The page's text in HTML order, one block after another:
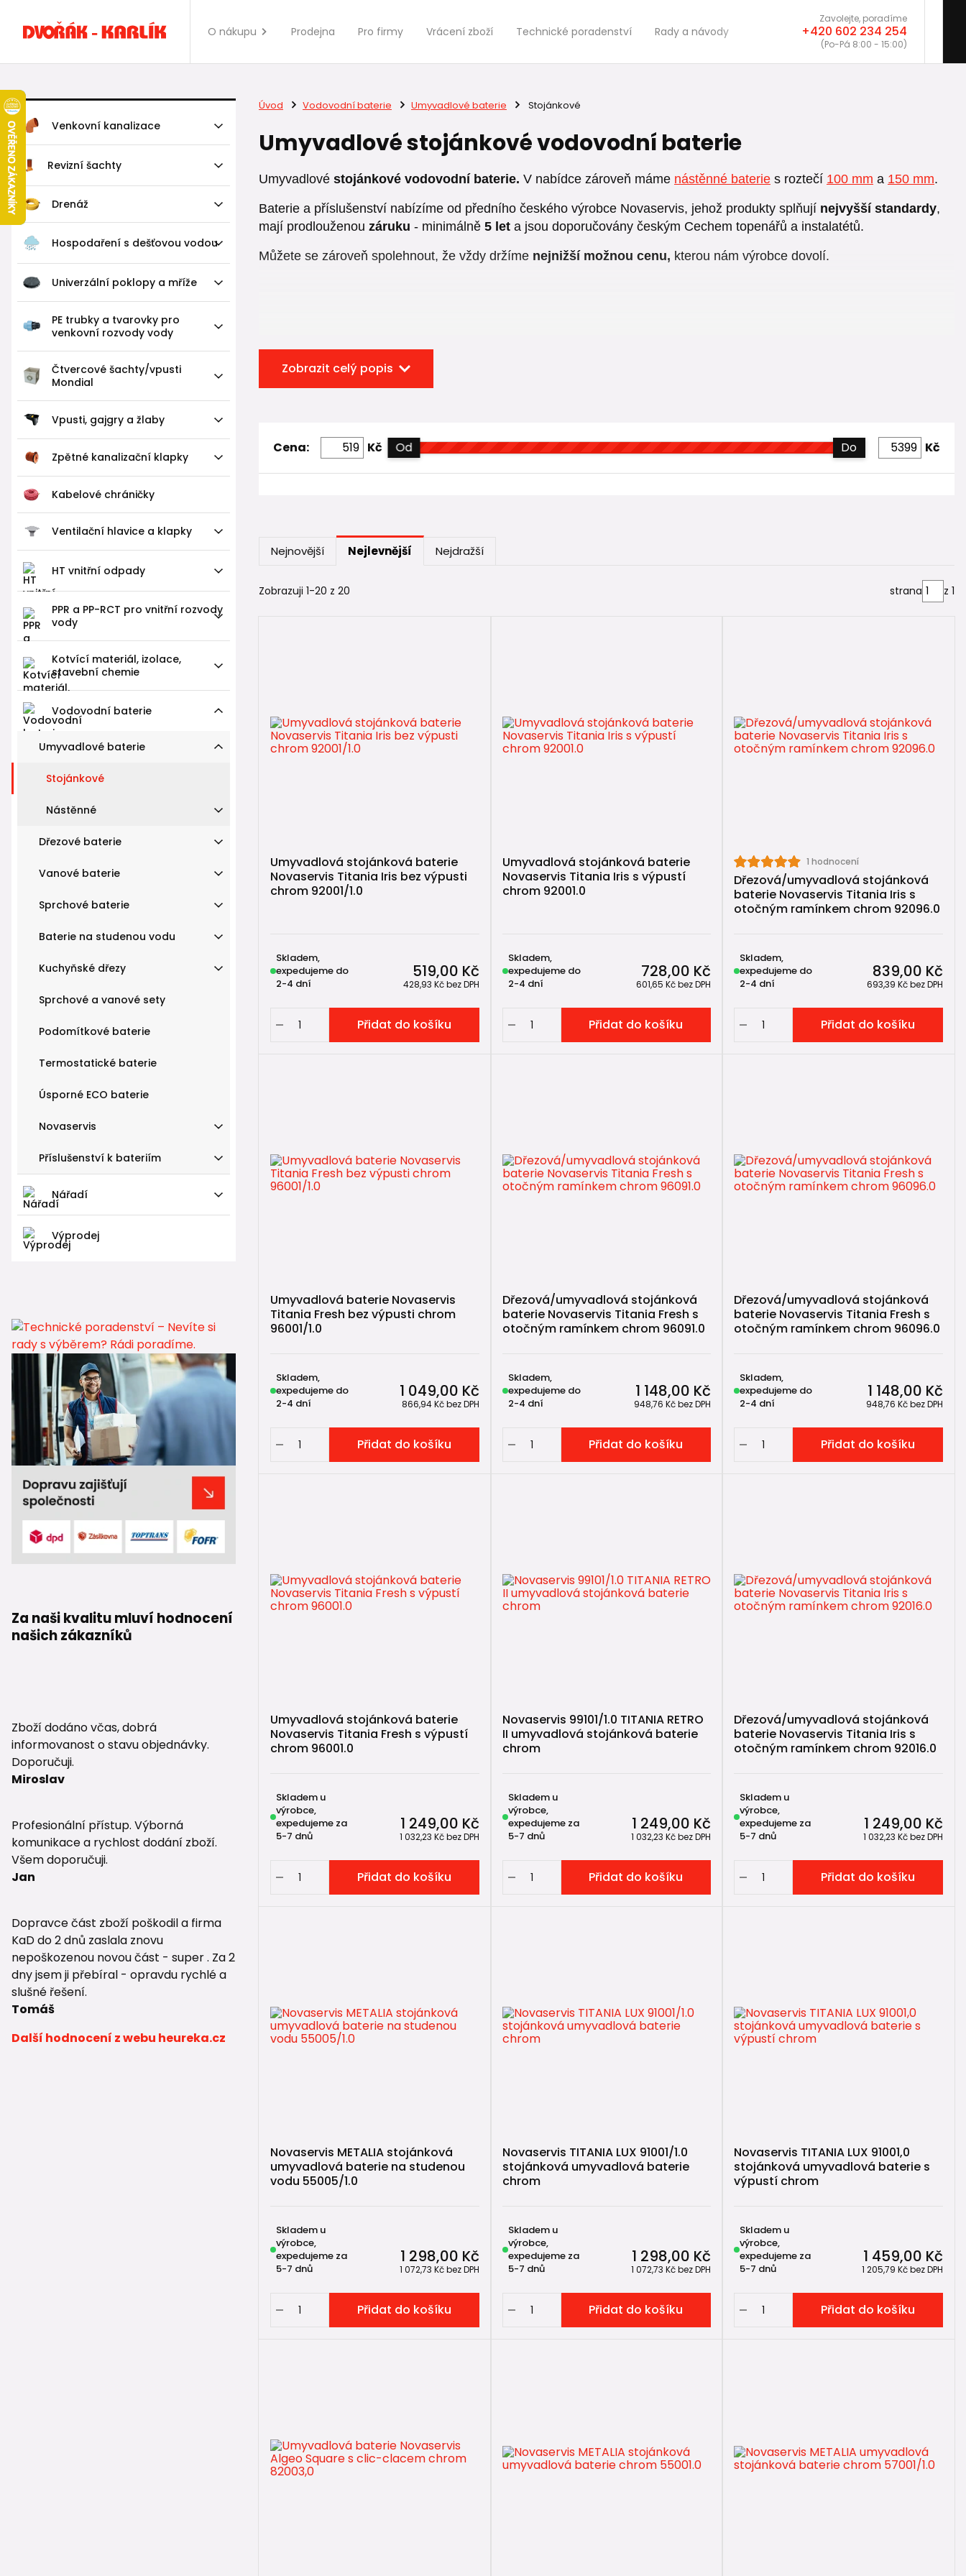
O nákupu Prodejna Pro firmy Vrácení zboží Technické poradenství Rady a návody
Zavolejte, poradíme
+420 602 234 254
(Po-Pá 8:00 - 15:00)
Venkovní kanalizace
Revizní šachty
Drenáž
Hospodaření s dešťovou vodou
Univerzální poklopy a mříže
PE trubky a tvarovky pro
venkovní rozvody vody
Čtvercové šachty/vpusti
Mondial
Vpusti, gajgry a žlaby
Zpětné kanalizační klapky
Kabelové chráničky
Ventilační hlavice a klapky
HT vnitřní odpady
PPR a PP-RCT pro vnitřní rozvody
vody
Kotvící materiál, izolace,
stavební chemie
Vodovodní baterie
Umyvadlové baterie
Stojánkové
Nástěnné
Dřezové baterie
Vanové baterie
Sprchové baterie
Baterie na studenou vodu
Kuchyňské dřezy
Sprchové a vanové sety
Podomítkové baterie
Termostatické baterie
Úsporné ECO baterie
Novaservis
Příslušenství k bateriím
Nářadí
Výprodej
Za naši kvalitu mluví hodnocení
našich zákazníků
Zboží dodáno včas, dobrá
informovanost o stavu objednávky.
Doporučuji.
Miroslav
Profesionální přístup. Výborná
komunikace a rychlost dodání zboží.
Všem doporučuji.
Jan
Dopravce část zboží poškodil a firma
KaD do 2 dnů zaslala znovu
nepoškozenou novou část - super . Za 2
dny jsem ji přebíral - opravdu rychlé a
slušné řešení.
Tomáš
Další hodnocení z webu heureka.cz
Úvod Vodovodní baterie Umyvadlové baterie Stojánkové
Umyvadlové stojánkové vodovodní baterie
Umyvadlové stojánkové vodovodní baterie. V nabídce zároveň máme nástěnné bateries roztečí 100 mm a 150 mm.
Baterie a příslušenství nabízíme od předního českého výrobce Novaservis, jehož produkty splňují nejvyšší standardy,
mají prodlouženou záruku - minimálně 5 leta jsou doporučovány českým Cechem topenářů a instalatétů.
Můžete se zároveň spolehnout, že vždy držíme nejnižší možnou cenu, kterou nám výrobce dovolí.
Zobrazit celý popis
Cena: Kč Od Do Kč
Nejnovější Nejlevnější Nejdražší
Zobrazuji 1-20 z 20 strana z 1
Umyvadlová stojánková baterie
Novaservis Titania Iris bez výpusti
chrom 92001/1.0
519,00 Kč
428,93 Kčbez DPH
Skladem,
expedujeme do
2-4 dní
Přidat do košíku
Umyvadlová stojánková baterie
Novaservis Titania Iris s výpustí
chrom 92001.0
728,00 Kč
601,65 Kčbez DPH
Skladem,
expedujeme do
2-4 dní
Přidat do košíku
1 hodnocení
Dřezová/umyvadlová stojánková
baterie Novaservis Titania Iris s
otočným ramínkem chrom 92096.0
839,00 Kč
693,39 Kčbez DPH
Skladem,
expedujeme do
2-4 dní
Přidat do košíku
Umyvadlová baterie Novaservis
Titania Fresh bez výpusti chrom
96001/1.0
1 049,00 Kč
866,94 Kčbez DPH
Skladem,
expedujeme do
2-4 dní
Přidat do košíku
Dřezová/umyvadlová stojánková
baterie Novaservis Titania Fresh s
otočným ramínkem chrom 96091.0
1 148,00 Kč
948,76 Kčbez DPH
Skladem,
expedujeme do
2-4 dní
Přidat do košíku
Dřezová/umyvadlová stojánková
baterie Novaservis Titania Fresh s
otočným ramínkem chrom 96096.0
1 148,00 Kč
948,76 Kčbez DPH
Skladem,
expedujeme do
2-4 dní
Přidat do košíku
Umyvadlová stojánková baterie
Novaservis Titania Fresh s výpustí
chrom 96001.0
1 249,00 Kč
1 032,23 Kčbez DPH
Skladem u
výrobce,
expedujeme za
5-7 dnů
Přidat do košíku
Novaservis 99101/1.0 TITANIA RETRO
II umyvadlová stojánková baterie
chrom
1 249,00 Kč
1 032,23 Kčbez DPH
Skladem u
výrobce,
expedujeme za
5-7 dnů
Přidat do košíku
Dřezová/umyvadlová stojánková
baterie Novaservis Titania Iris s
otočným ramínkem chrom 92016.0
1 249,00 Kč
1 032,23 Kčbez DPH
Skladem u
výrobce,
expedujeme za
5-7 dnů
Přidat do košíku
Novaservis METALIA stojánková
umyvadlová baterie na studenou
vodu 55005/1.0
1 298,00 Kč
1 072,73 Kčbez DPH
Skladem u
výrobce,
expedujeme za
5-7 dnů
Přidat do košíku
Novaservis TITANIA LUX 91001/1.0
stojánková umyvadlová baterie
chrom
1 298,00 Kč
1 072,73 Kčbez DPH
Skladem u
výrobce,
expedujeme za
5-7 dnů
Přidat do košíku
Novaservis TITANIA LUX 91001,0
stojánková umyvadlová baterie s
výpustí chrom
1 459,00 Kč
1 205,79 Kčbez DPH
Skladem u
výrobce,
expedujeme za
5-7 dnů
Přidat do košíku